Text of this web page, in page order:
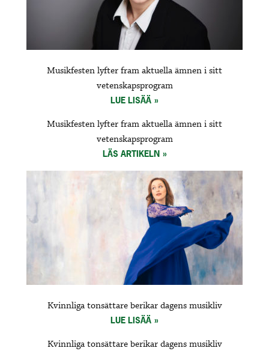
Musikfesten lyfter fram aktuella ämnen i sitt
vetenskapsprogram
LUE LISÄÄ
Musikfesten lyfter fram aktuella ämnen i sitt
vetenskapsprogram
LÄS ARTIKELN
Kvinnliga tonsättare berikar dagens musikliv
LUE LISÄÄ
Kvinnliga tonsättare berikar dagens musikliv